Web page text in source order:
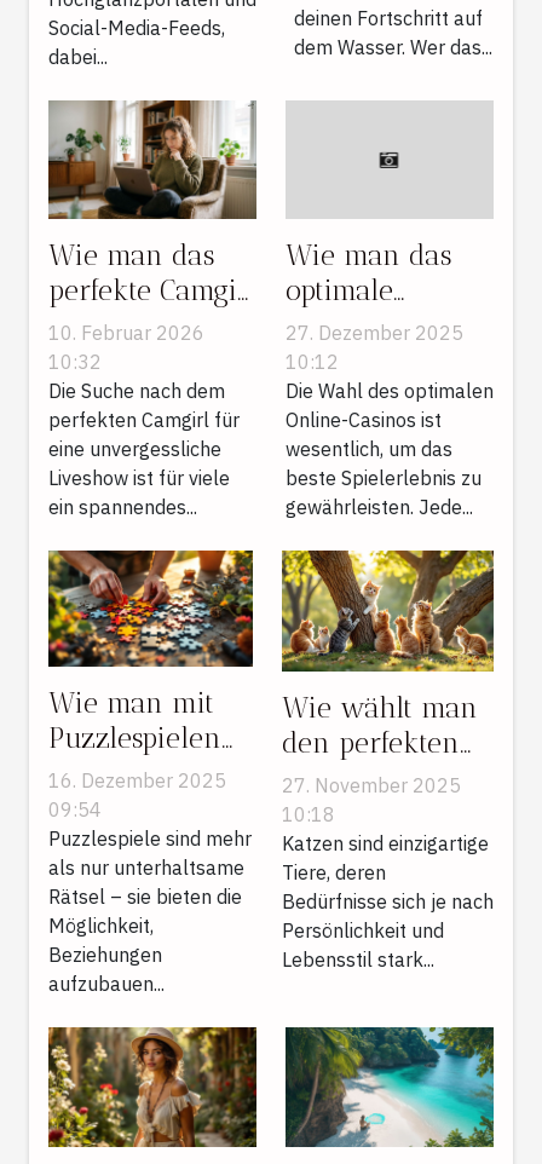
werden
Social-Media-Feeds,
dabei...
deinen Fortschritt auf
dem Wasser. Wer das...
Wie man das
perfekte Camgirl
für eine
unvergessliche
Liveshow findet
10. Februar 2026
10:32
Die Suche nach dem
perfekten Camgirl für
eine unvergessliche
Liveshow ist für viele
ein spannendes...
Wie man das
optimale
Online-Casino
basierend auf
Spielvorlieben
wählt
27. Dezember 2025
10:12
Die Wahl des optimalen
Online-Casinos ist
wesentlich, um das
beste Spielerlebnis zu
gewährleisten. Jede...
Wie man mit
Puzzlespielen
Beziehungen
aufbaut und
Villen
restauriert
16. Dezember 2025
09:54
Puzzlespiele sind mehr
als nur unterhaltsame
Rätsel – sie bieten die
Möglichkeit,
Beziehungen
aufzubauen...
Wie wählt man
den perfekten
Kratzbaum für
unterschiedliche
Katzentypen?
27. November 2025
10:18
Katzen sind einzigartige
Tiere, deren
Bedürfnisse sich je nach
Persönlichkeit und
Lebensstil stark...